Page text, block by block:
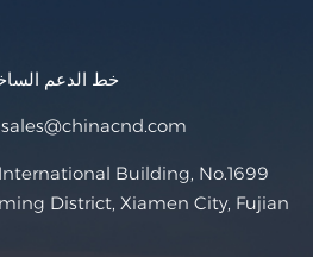
خط الدعم
sales@chinacnd.com
District, Xiamen City, Fujian